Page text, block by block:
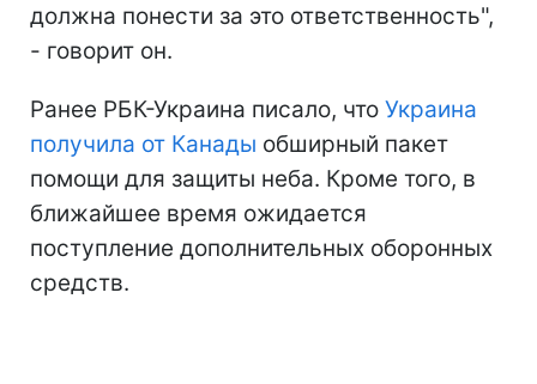
должна понести за это ответственность",
- говорит он.
Ранее РБК-Украина писало, что Украина
получила от Канады обширный пакет
помощи для защиты неба. Кроме того, в
ближайшее время ожидается
поступление дополнительных оборонных
средств.